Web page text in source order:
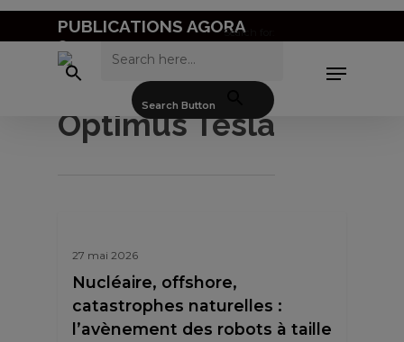
Skip
to
PUBLICATIONS AGORASearch for:
Search Button
Menu
Optimus Tesla
27 mai 2026
Nucléaire, offshore,
catastrophes naturelles :
l’avènement des robots à taille